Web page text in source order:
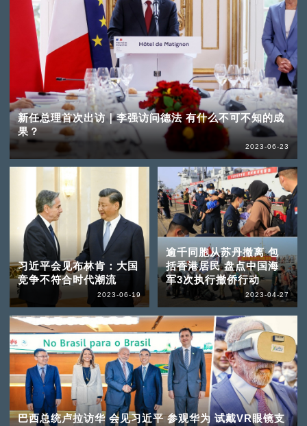
新任总理首次出访｜李强访问德法 有什么不可不知的成
果？
2023-06-23
习近平会见布林肯：大国
竞争不符合时代潮流
2023-06-19
逾千同胞从苏丹撤离 包
括香港居民 盘点中国海
军3次执行撤侨行动
2023-04-27
巴西总统卢拉访华 会见习近平 参观华为 试戴VR眼镜支